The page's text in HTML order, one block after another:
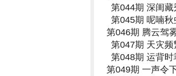
第044期 深闺
第045期 呢喃
第046期 腾云驾
第047期 天灾
第048期 运背
第049期 一声令